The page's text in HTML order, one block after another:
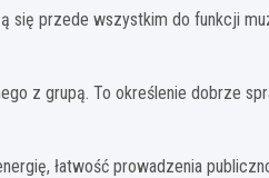
się przede wszystkim do funkcji
z grupą. To określenie dobrze
łatwość prowadzenia